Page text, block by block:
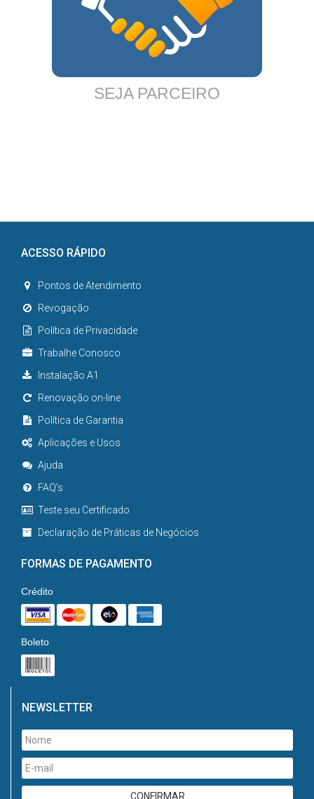
SEJA PARCEIRO
ACESSO RÁPIDO
Pontos de Atendimento
Revogação
Política de Privacidade
Trabalhe Conosco
Instalação A1
Renovação on-line
Política de Garantia
Aplicações e Usos
Ajuda
FAQ’s
Teste seu Certificado
Declaração de Práticas de Negócios
FORMAS DE PAGAMENTO
Crédito
Boleto
NEWSLETTER